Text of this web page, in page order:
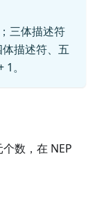
三体描述符
描述符、五
。
数，在 NEP